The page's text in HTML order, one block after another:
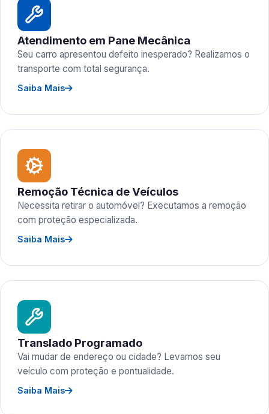
Atendimento em Pane Mecânica
Seu carro apresentou defeito inesperado? Realizamos o
transporte com total segurança.
Saiba Mais
Remoção Técnica de Veículos
Necessita retirar o automóvel? Executamos a remoção
com proteção especializada.
Saiba Mais
Translado Programado
Vai mudar de endereço ou cidade? Levamos seu
veículo com proteção e pontualidade.
Saiba Mais